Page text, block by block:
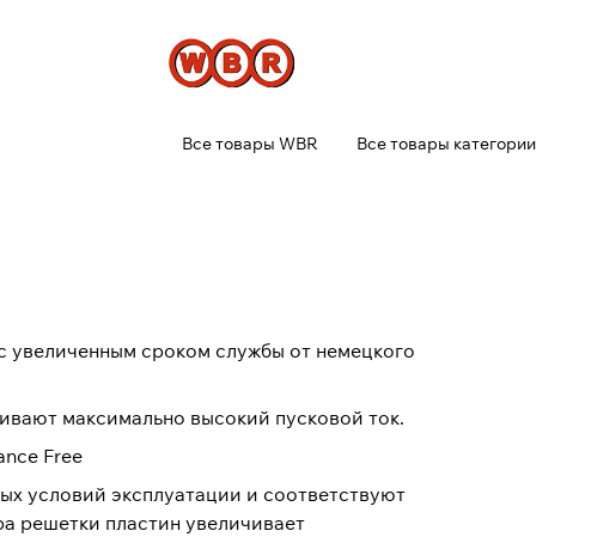
Все товары WBR Все товары категории
сроком службы от немецкого
максимально высокий пусковой ток.
Free
условий эксплуатации и соответствуют
решетки пластин увеличивает